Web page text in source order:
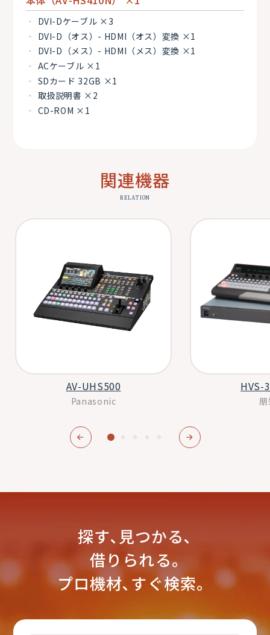
DVI-Dケーブル ×3
DVI-D（オス）- HDMI（オス）変換 ×1
DVI-D（メス）- HDMI（メス）変換 ×1
ACケーブル ×1
SDカード 32GB ×1
取扱説明書 ×2
CD-ROM ×1
関連機器
RELATION
AV-UHS500
Panasonic
HVS-
探す､見つかる､
借りられる｡
プロ機材､すぐ検索。